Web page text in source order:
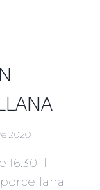
2020
16.30 Il